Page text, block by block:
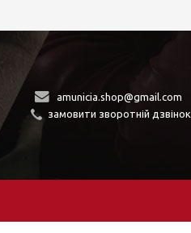
amunicia.shop@gmail.com
замовити зворотній дзвінок